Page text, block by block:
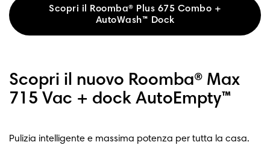
Scopri il Roomba® Plus 675 Combo +
AutoWash™ Dock
Scopri il nuovo Roomba® Max
715 Vac + dock AutoEmpty™
Pulizia intelligente e massima potenza per tutta la casa.